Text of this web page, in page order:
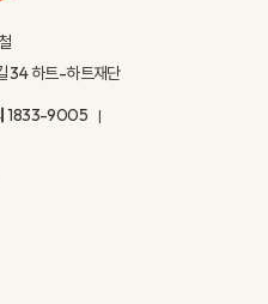
34 하트-하트재단
1833-9005